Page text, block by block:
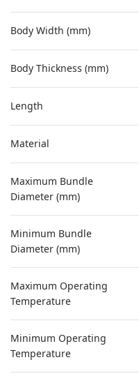
Body Width (mm)
Body Thickness (mm)
Length
Material
Maximum Bundle
Diameter (mm)
Minimum Bundle
Diameter (mm)
Maximum Operating
Temperature
Minimum Operating
Temperature